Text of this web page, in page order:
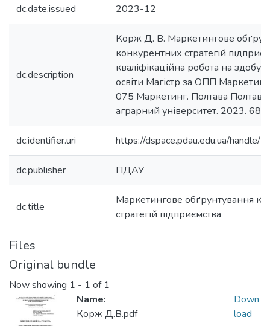
dc.date.issued 2023-12
dc.description
Корж Д. В. Маркетингове
конкурентних стратегій
кваліфікаційна робота на
освіти Магістр за ОПП Маркетинг,
075 Маркетинг. Полтава
аграрний університет. 2023. 68 с.
dc.identifier.uri https://dspace.pdau.edu.ua/
dc.publisher ПДАУ
dc.title
Маркетингове обґрунтування
стратегій підприємства
Files
Original bundle
Now showing 1 - 1 of 1
Name:
Корж Д.В.pdf
Down
load